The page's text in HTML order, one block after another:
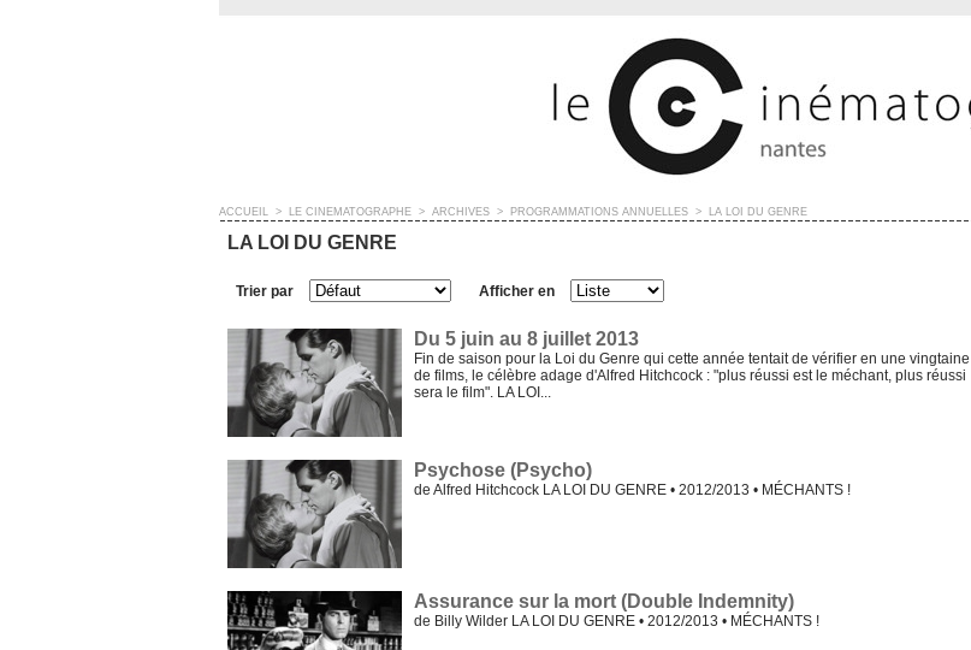
ACCUEIL > LE CINÉMATOGRAPHE > ARCHIVES > PROGRAMMATIONS ANNUELLES > LA LOI DU GENRE
LA LOI DU GENRE
Trier par Afficher en
Du 5 juin au 8 juillet 2013
Fin de saison pour la Loi du Genre qui cette année tentait de vérifier en une vingtaine
de films, le célèbre adage d'Alfred Hitchcock : "plus réussi est le méchant, plus réussi
sera le film". LA LOI...
Psychose (Psycho)
de Alfred Hitchcock LA LOI DU GENRE • 2012/2013 • MÉCHANTS !
Assurance sur la mort (Double Indemnity)
de Billy Wilder LA LOI DU GENRE • 2012/2013 • MÉCHANTS !